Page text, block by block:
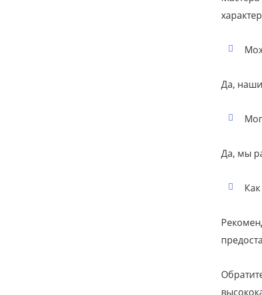
Да,
Да, мы